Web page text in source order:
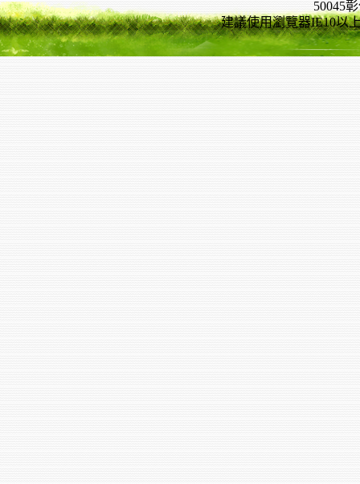
50045
建議使用瀏覽器IE10以